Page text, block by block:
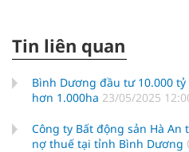
Tin liên quan
Bình Dương đầu tư 10.000
hơn 1.000ha 23/05/2025
Công ty Bất động sản Hà
nợ thuế tại tỉnh Bình Dương